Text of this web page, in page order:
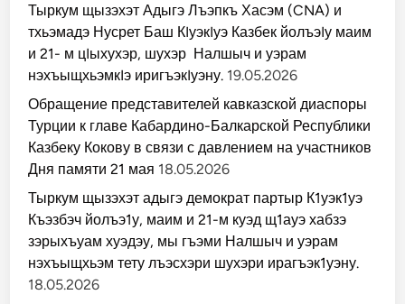
Тыркум щызэхэт Адыгэ Лъэпкъ Хасэм (CNA) и
тхьэмадэ Нусрет Баш КIуэкIуэ Казбек йолъэIу маим
и 21- м цIыхухэр, шухэр Налшыч и уэрам
нэхъыщхьэмкIэ иригъэкIуэну. 19.05.2026
Обращение представителей кавказской диаспоры
Турции к главе Кабардино-Балкарской Республики
Казбеку Кокову в связи с давлением на участников
Дня памяти 21 мая 18.05.2026
Тыркум щызэхэт адыгэ демократ партыр К1уэк1уэ
Къэзбэч йолъэ1у, маим и 21-м куэд щ1ауэ хабзэ
зэрыхъуам хуэдэу, мы гъэми Налшыч и уэрам
нэхъыщхьэм тету лъэсхэри шухэри ирагъэк1уэну.
18.05.2026